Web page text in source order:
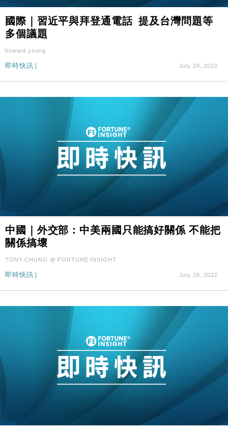
國際｜習近平與拜登通電話 提及台灣問題等
多個議題
howard.yeung
即時快訊 | July 29, 2022
中國｜外交部：中美兩國只能搞好關係 不能把
關係搞壞
TONY CHUNG @ FORTUNE INSIGHT
即時快訊 | July 26, 2022